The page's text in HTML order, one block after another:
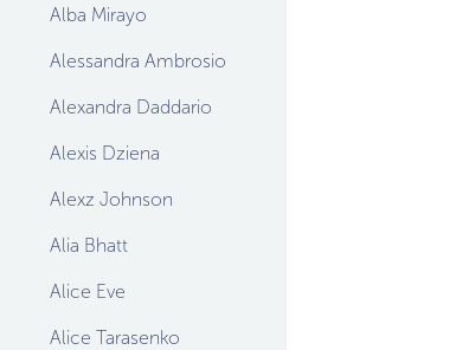
Alba Mirayo
Alessandra Ambrosio
Alexandra Daddario
Alexis Dziena
Alexz Johnson
Alia Bhatt
Alice Eve
Alice Tarasenko